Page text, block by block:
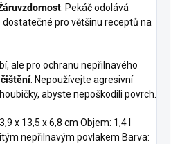
: Pekáč odolává
dostatečné pro většinu receptů na
ale pro ochranu nepřilnavého
. Nepoužívejte agresivní
abyste nepoškodili povrch.
x 13,5 x 6,8 cm Objem: 1,4 l
nepřilnavým povlakem Barva: